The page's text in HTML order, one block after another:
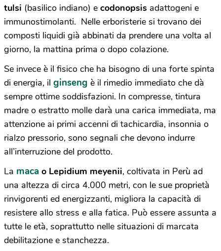
tulsi (basilico indiano) e codonopsis adattogeni e
immunostimolanti. Nelle erboristerie si trovano dei
composti liquidi già abbinati da prendere una volta al
giorno, la mattina prima o dopo colazione.
Se invece è il fisico che ha bisogno di una forte spinta
di energia, il ginseng è il rimedio immediato che dà
sempre ottime soddisfazioni. In compresse, tintura
madre o estratto molle darà una carica immediata, ma
attenzione ai primi accenni di tachicardia, insonnia o
rialzo pressorio, sono segnali che devono indurre
all’interruzione del prodotto.
La maca o Lepidium meyenii, coltivata in Perù ad
una altezza di circa 4.000 metri, con le sue proprietà
rinvigorenti ed energizzanti, migliora la capacità di
resistere allo stress e alla fatica. Può essere assunta a
tutte le età, soprattutto nelle situazioni di marcata
debilitazione e stanchezza.